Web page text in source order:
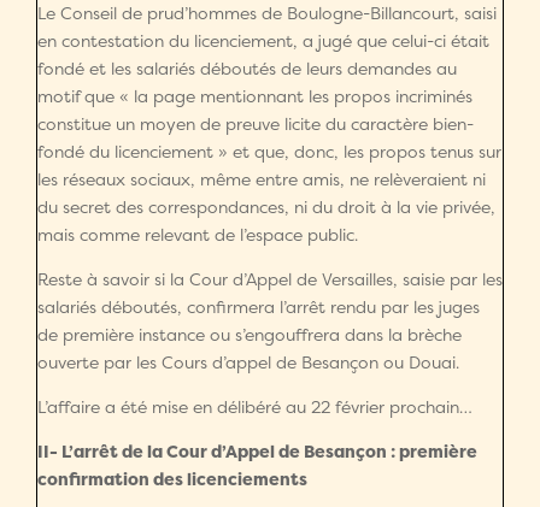
Le Conseil de prud’hommes de Boulogne-Billancourt, saisi
en contestation du licenciement, a jugé que celui-ci était
fondé et les salariés déboutés de leurs demandes au
motif que « la page mentionnant les propos incriminés
constitue un moyen de preuve licite du caractère bien-
fondé du licenciement » et que, donc, les propos tenus sur
les réseaux sociaux, même entre amis, ne relèveraient ni
du secret des correspondances, ni du droit à la vie privée,
mais comme relevant de l’espace public.
Reste à savoir si la Cour d’Appel de Versailles, saisie par les
salariés déboutés, confirmera l’arrêt rendu par les juges
de première instance ou s’engouffrera dans la brèche
ouverte par les Cours d’appel de Besançon ou Douai.
L’affaire a été mise en délibéré au 22 février prochain…
II- L’arrêt de la Cour d’Appel de Besançon : première
confirmation des licenciements